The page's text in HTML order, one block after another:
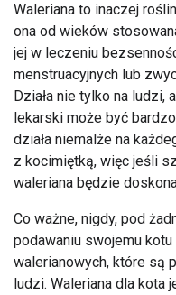
Waleriana to inaczej
ona od wieków
jej w leczeniu
menstruacyjnych lub
Działa nie tylko na ludzi,
lekarski może być
działa niemalże na
z kocimiętką, więc jeśli
waleriana będzie
Co ważne, nigdy, pod
podawaniu swojemu
walerianowych, które są
ludzi. Waleriana dla kota